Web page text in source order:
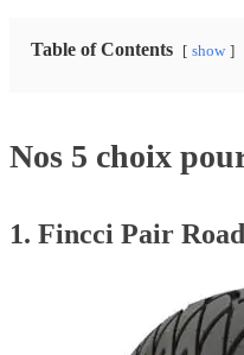
Table of Contents show
Nos 5 choix
1. Fincci Pair